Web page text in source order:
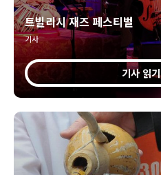
트빌리시 재즈 페스티벌
기사
기사 읽기